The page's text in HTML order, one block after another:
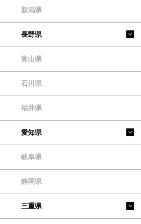
新潟県
長野県
富山県
石川県
福井県
愛知県
岐阜県
静岡県
三重県